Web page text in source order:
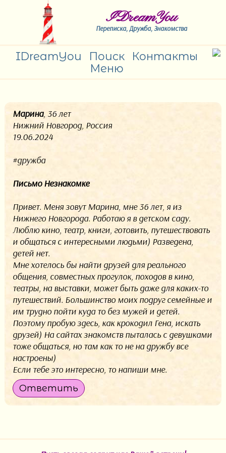
IDreamYou
Переписка, Дружба, Знакомства
IDreamYou Поиск
Контакты
Меню
Марина, 36 лет
Нижний Новгород, Россия
19.06.2024
#дружба
Письмо Незнакомке
Привет. Меня зовут Марина, мне 36 лет, я из
Нижнего Новгорода. Работаю я в детском саду.
Люблю кино, театр, книги, готовить, путешествовать
и общаться с интересными людьми) Разведена,
детей нет.
Мне хотелось бы найти друзей для реального
общения, совместных прогулок, походов в кино,
театры, на выставки, может быть даже для каких-то
путешествий. Большинство моих подруг семейные и
им трудно пойти куда то без мужей и детей.
Поэтому пробую здесь, как крокодил Гена, искать
друзей) На сайтах знакомств пыталась с девушками
тоже общаться, но там как то не на дружбу все
настроены)
Если тебе это интересно, то напиши мне.